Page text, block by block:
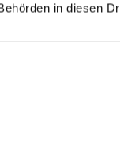
in diesen